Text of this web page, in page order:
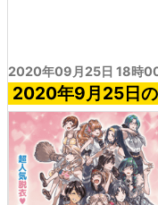
2020年09月25日 18時
2020年9月25日